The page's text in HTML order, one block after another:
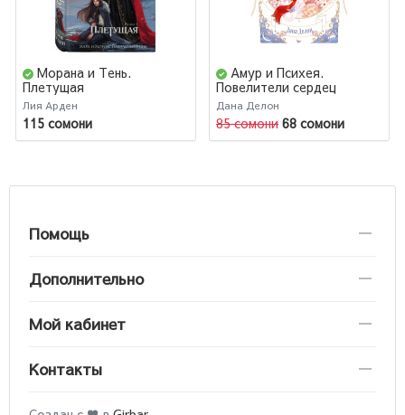
Морана и Тень.
Плетущая
Лия Арден
115 сомони
Амур и Психея.
Повелители сердец
Дана Делон
85 сомони 68 сомони
Помощь
Дополнительно
Мой кабинет
Контакты